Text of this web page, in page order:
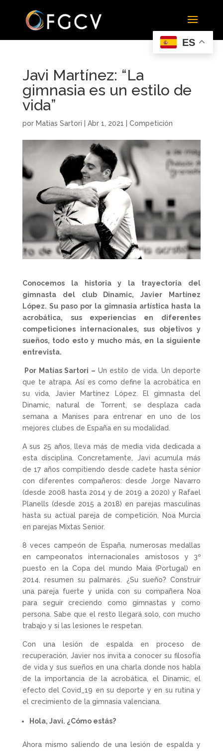
Javi Martínez: “La
gimnasia es un estilo de
vida”
por Matias Sartori Abr 1, 2021 Competición
Conocemos la historia y la trayectoria del
gimnasta del club Dinamic, Javier Martínez
López. Su paso por la gimnasia artística hasta la
acrobática, sus experiencias en diferentes
competiciones internacionales, sus objetivos y
sueños, todo esto y mucho más, en la siguiente
entrevista.
Por Matías Sartori – Un estilo de vida. Un deporte
que te atrapa. Así es como define la acrobática en
su vida, Javier Martínez López. El gimnasta del
Dinamic, natural de Torrent, se desplaza cada
semana a Manises para entrenar en uno de los
mejores clubes de España en su modalidad.
A sus 25 años, lleva más de media vida dedicada a
esta disciplina. Concretamente, Javi acumula más
de 17 años compitiendo desde cadete hasta sénior
con diferentes compañeros: desde Jorge Navarro
(desde 2008 hasta 2014 y de 2019 a 2020) y Rafael
Planells (desde 2015 a 2018) en parejas masculinas
hasta su actual pareja de competición, Noa Murcia
en parejas Mixtas Senior.
8 veces campeón de España, numerosas medallas
en campeonatos internacionales amistosos y 3º
puesto en la Copa del mundo Maia (Portugal) en
2014, resumen su palmarés. ¿Su sueño? Construir
una pareja fuerte y unida con su compañera Noa
para seguir creciendo como gimnastas y como
persona. Sabe que el resto llegará solo, con mucho
trabajo y si las lesiones le respetan.
Con una lesión de espalda en proceso de
recuperación, Javier nos invita a conocer su filosofía
de vida y sus sueños en una charla donde nos habla
de la importancia de la acrobática, el Dinamic, el
efecto del Covid_19 en su deporte y en su rutina y
el crecimiento de la gimnasia valenciana.
Hola, Javi. ¿Cómo estás?
Ahora mismo saliendo de una lesión de espalda y
ES